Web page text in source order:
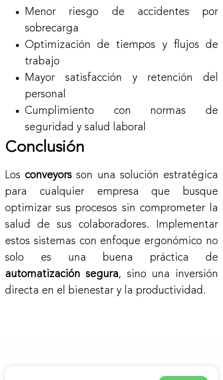
Menor riesgo de accidentes por
sobrecarga
Optimización de tiempos y flujos de
trabajo
Mayor satisfacción y retención del
personal
Cumplimiento con normas de
seguridad y salud laboral
Conclusión
Losconveyors son una solución estratégica
para cualquier empresa que busque
optimizar sus procesos sin comprometer la
salud de sus colaboradores. Implementar
estos sistemas con enfoque ergonómico no
solo es una buena práctica de
automatización segura, sino una inversión
directa en el bienestar y la productividad.